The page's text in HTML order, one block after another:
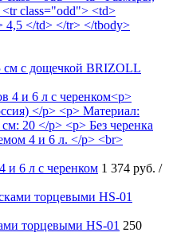
см с дощечкой BRIZOLL
и 6 л с черенком 1 374 руб. /
торцевыми HS-01 250